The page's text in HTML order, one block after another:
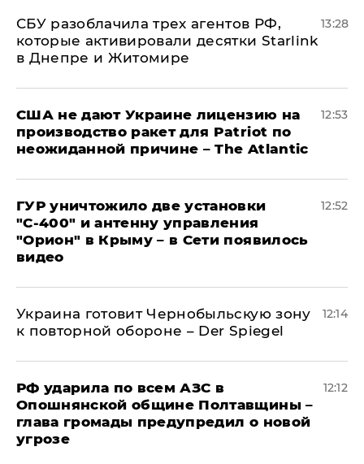
СБУ разоблачила трех агентов РФ,
которые активировали десятки Starlink
в Днепре и Житомире
13:28
США не дают Украине лицензию на
производство ракет для Patriot по
неожиданной причине – The Atlantic
12:53
ГУР уничтожило две установки
"С‑400" и антенну управления
"Орион" в Крыму – в Сети появилось
видео
12:52
Украина готовит Чернобыльскую зону
к повторной обороне – Der Spiegel
12:14
РФ ударила по всем АЗС в
Опошнянской общине Полтавщины –
глава громады предупредил о новой
угрозе
12:12